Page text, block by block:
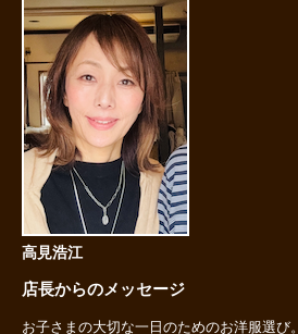
高見浩江
店長からのメッセージ
お子さまの大切な一日のためのお洋服選び。